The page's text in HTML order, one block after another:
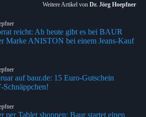
Weitere Artikel von Dr. Jörg Hoepfner
reicht: Ab heute gibt es bei BAUR
Marke ANISTON bei einem Jeans-Kauf
auf baur.de: 15 Euro-Gutschein
per Tablet shoppen: Baur startet einen